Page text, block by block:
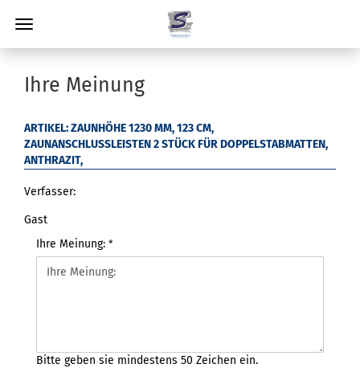
Ihre Meinung
ARTIKEL: ZAUNHÖHE 1230 MM, 123 CM,
ZAUNANSCHLUSSLEISTEN 2 STÜCK FÜR DOPPELSTABMATTEN,
ANTHRAZIT,
Verfasser:
Gast
Ihre Meinung:
Bitte geben sie mindestens 50 Zeichen ein.